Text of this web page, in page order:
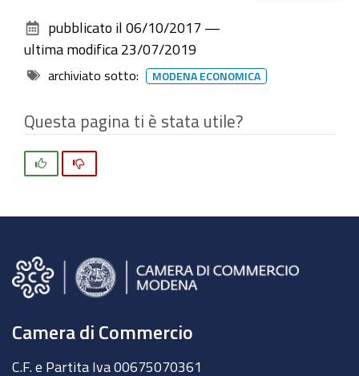
documento
pubblicato il 06/10/2017 —
ultima modifica 23/07/2019
archiviato sotto: MODENA ECONOMICA
Questa pagina ti è stata utile?
Camera di Commercio
C.F. e Partita Iva 00675070361